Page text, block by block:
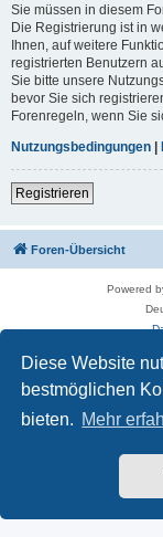
Diese Website
bestmöglichen
bieten. Mehr
Sie müssen in diesem
Die Registrierung ist in
Ihnen, auf weitere
registrierten Benutzern
Sie bitte unsere
bevor Sie sich
Forenregeln, wenn Sie
Nutzungsbedingungen |
Registrieren
Foren-Übersicht
Powered